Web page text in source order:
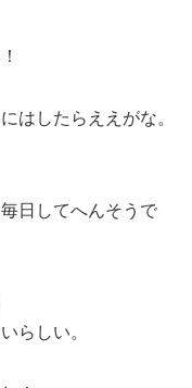
はしたらええがな。
日してへんそうで
らしい。